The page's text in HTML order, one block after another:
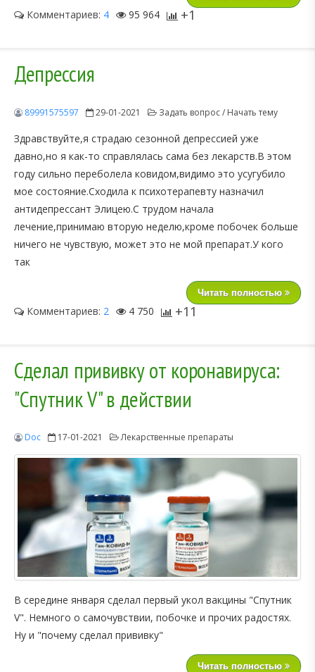
Комментариев: 4 95 964 +1
Депрессия
89991575597 29-01-2021 Задать вопрос / Начать тему
Здравствуйте,я страдаю сезонной депрессией уже
давно,но я как-то справлялась сама без лекарств.В этом
году сильно переболела ковидом,видимо это усугубило
мое состояние.Сходила к психотерапевту назначил
антидепрессант Элицею.С трудом начала
лечение,принимаю вторую неделю,кроме побочек больше
ничего не чувствую, может это не мой препарат.У кого
так
Читать полностью
Комментариев: 2 4 750 +11
Сделал прививку от коронавируса:
"Спутник V" в действии
Doc 17-01-2021 Лекарственные препараты
В середине января сделал первый укол вакцины "Спутник
V". Немного о самочувствии, побочке и прочих радостях.
Ну и "почему сделал прививку"
Читать полностью